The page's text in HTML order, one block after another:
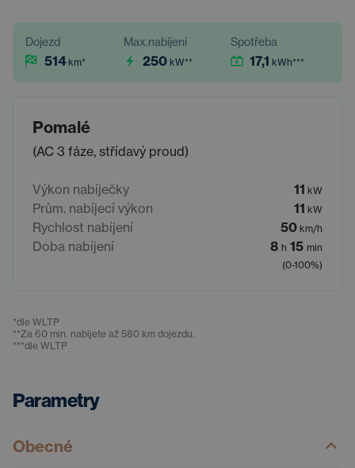
Dojezd
514 km*
Max.nabíjení
250 kW**
Spotřeba
17,1 kWh***
Pomalé
(AC 3 fáze, střídavý proud)
Výkon nabíječky 11 kW
Prům. nabíjecí výkon 11 kW
Rychlost nabíjení 50 km/h
Doba nabíjení 8 h 15 min
(0-100%)
*dle WLTP
**Za 60 min. nabijete až 580 km dojezdu.
***dle WLTP
Parametry
Obecné